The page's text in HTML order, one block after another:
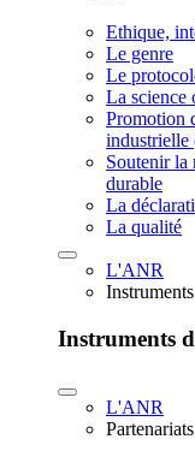
Ethique,
Le genre
Le
La science
Promotion
Soutenir la
durable
La
La qualité
L'ANR
Instruments
L'ANR
Partenariats